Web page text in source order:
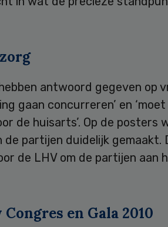
antwoord gegeven op
gaan concurreren’ en
de huisarts’. Op de posters
de partijen duidelijk gemaakt.
de LHV om de partijen aan
en Gala 2010